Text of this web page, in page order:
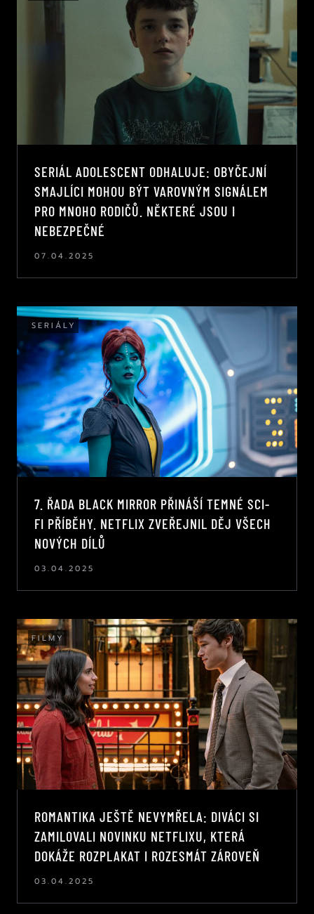
SERIÁL ADOLESCENT ODHALUJE: OBYČEJNÍ
SMAJLÍCI MOHOU BÝT VAROVNÝM SIGNÁLEM
PRO MNOHO RODIČŮ. NĚKTERÉ JSOU I
NEBEZPEČNÉ
07.04.2025
SERIÁLY
7. ŘADA BLACK MIRROR PŘINÁŠÍ TEMNÉ SCI-
FI PŘÍBĚHY. NETFLIX ZVEŘEJNIL DĚJ VŠECH
NOVÝCH DÍLŮ
03.04.2025
FILMY
ROMANTIKA JEŠTĚ NEVYMŘELA: DIVÁCI SI
ZAMILOVALI NOVINKU NETFLIXU, KTERÁ
DOKÁŽE ROZPLAKAT I ROZESMÁT ZÁROVEŇ
03.04.2025